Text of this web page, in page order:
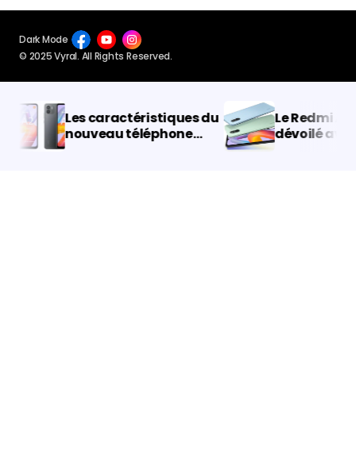
© 2025 Vyral. All Rights Reserved.
Dark Mode
Les caractéristiques du
nouveau téléphone
économique Redmi A2
Le Redmi A2
dévoilé avant
lancement